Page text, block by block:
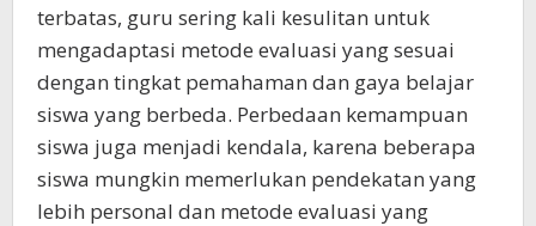
terbatas, guru sering kali kesulitan untuk
mengadaptasi metode evaluasi yang sesuai
dengan tingkat pemahaman dan gaya belajar
siswa yang berbeda. Perbedaan kemampuan
siswa juga menjadi kendala, karena beberapa
siswa mungkin memerlukan pendekatan yang
lebih personal dan metode evaluasi yang